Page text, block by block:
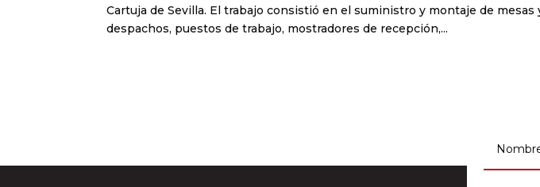
Cartuja de Sevilla. El trabajo consistió en el suministro y montaje de mesas
despachos, puestos de trabajo, mostradores de recepción,...